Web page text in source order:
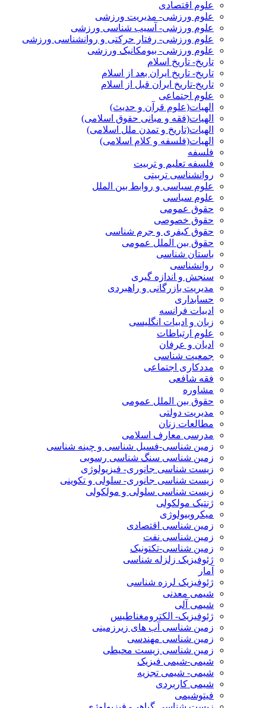
علوم اقتصادی
علوم ورزشی- مدیریت ورزشی
علوم ورزشی- آسیب شناسی ورزشی
علوم ورزشی- رفتار حرکتی و روانشناسی ورزشی
علوم ورزشی- بیومکانیک ورزشی
تاریخ- تاریخ اسلام
تاریخ- تاریخ ایران بعد از اسلام
تاریخ-تاریخ ایران قبل از اسلام
علوم اجتماعی
الهیات(علوم قرآن و حدیث)
الهیات(فقه و مبانی حقوق اسلامی)
الهیات(تاریخ و تمدن ملل اسلامی)
الهیات(فلسفه و کلام اسلامی)
فلسفه
فلسفه تعلیم و تربیت
روانشناسی تربیتی
علوم سیاسی و روابط بین الملل
علوم سیاسی
حقوق عمومی
حقوق خصوصی
حقوق کیفری و جرم شناسی
حقوق بین الملل عمومی
باستان شناسی
روانشناسی
سنجش و اندازه گیری
مدیریت بازرگانی و راهبردی
حسابداری
ادبیات فرانسه
زبان و ادبیات انگلیسی
علوم ارتباطات
ادیان و عرفان
جمعیت شناسی
مددکاری اجتماعی
فقه شافعی
مشاوره
حقوق بین الملل عمومی
مدیریت دولتی
مطالعات زنان
مدرسی معارف اسلامی
زمین شناسی-فسیل شناسی و چینه شناسی
زمین شناسی سنگ شناسی رسوبی
زیست شناسی جانوری- فیزیولوژی
زیست شناسی جانوری- سلولی و تکوینی
زیست شناسی سلولی و مولکولی
ژنتیک مولکولی
میکروبیولوژی
زمین شناسی اقتصادی
زمین شناسی نفت
زمین شناسی-تکتونیک
ژئوفیزیک زلزله شناسی
آمار
ژئوفیزیک لرزه شناسی
شیمی معدنی
شیمی آلی
ژئوفیزیک- الکترومغناطیس
زمین شناسی آب های زیرزمینی
زمین شناسی مهندسی
زمین شناسی زیست محیطی
شیمی-شیمی فیزیک
شیمی- شیمی تجزیه
شیمی کاربردی
فیتوشیمی